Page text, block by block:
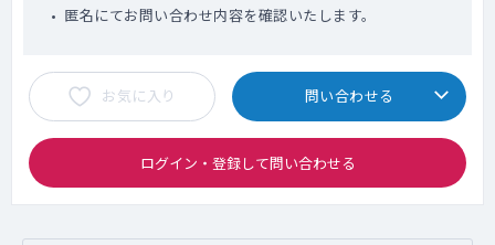
匿名にてお問い合わせ内容を確認いたします。
お気に入り 問い合わせる
ログイン・登録して問い合わせる